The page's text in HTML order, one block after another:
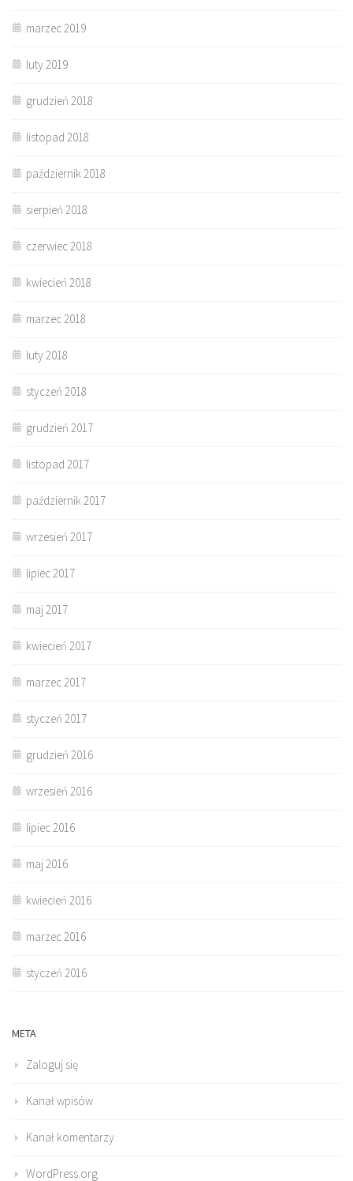
marzec 2019
luty 2019
grudzień 2018
listopad 2018
październik 2018
sierpień 2018
czerwiec 2018
kwiecień 2018
marzec 2018
luty 2018
styczeń 2018
grudzień 2017
listopad 2017
październik 2017
wrzesień 2017
lipiec 2017
maj 2017
kwiecień 2017
marzec 2017
styczeń 2017
grudzień 2016
wrzesień 2016
lipiec 2016
maj 2016
kwiecień 2016
marzec 2016
styczeń 2016
META
Zaloguj się
Kanał wpisów
Kanał komentarzy
WordPress.org